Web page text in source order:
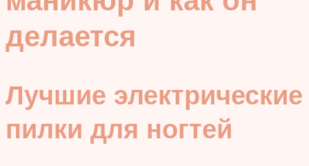
делается
Лучшие электрические
пилки для ногтей